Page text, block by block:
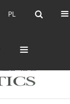
PL PL
EN